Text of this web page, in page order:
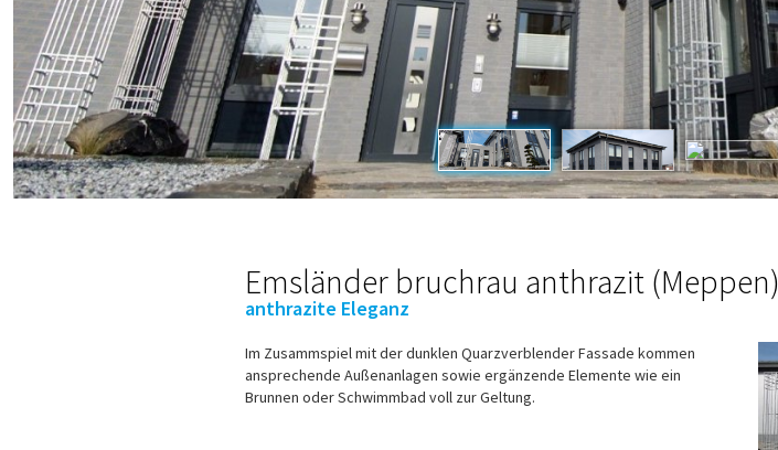
Emsländer bruchrau anthrazit (Meppen)
anthrazite Eleganz
Im Zusammspiel mit der dunklen Quarzverblender Fassade kommen
ansprechende Außenanlagen sowie ergänzende Elemente wie ein
Brunnen oder Schwimmbad voll zur Geltung.